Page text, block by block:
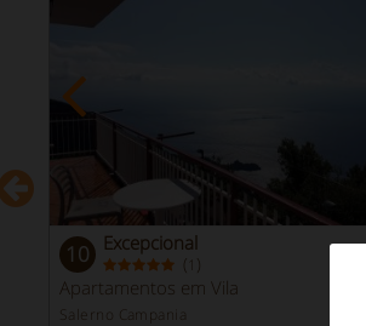
10 Excepcional
( )
Apartamentos em Vila
Salerno Campania